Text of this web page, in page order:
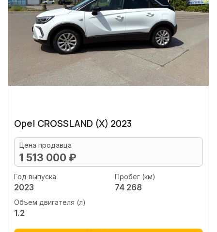
Opel CROSSLAND (X) 2023
Цена продавца
1 513 000 ₽
Год выпуска
2023
Пробег (км)
74 268
Объем двигателя (л)
1.2